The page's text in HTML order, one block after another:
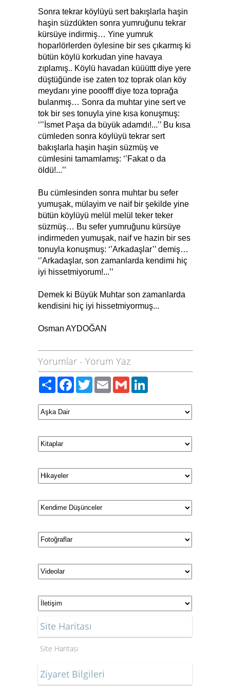
Sonra tekrar köylüyü sert bakışlarla haşin
haşin süzdükten sonra yumruğunu tekrar
kürsüye indirmiş… Yine yumruk
hoparlörlerden öylesine bir ses çıkarmış ki
bütün köylü korkudan yine havaya
zıplamış.. Köylü havadan küüüttt diye yere
düştüğünde ise zaten toz toprak olan köy
meydanı yine pooofff diye toza toprağa
bulanmış… Sonra da muhtar yine sert ve
tok bir ses tonuyla yine kısa konuşmuş:
‘’’İsmet Paşa da büyük adamdı!...’’ Bu kısa
cümleden sonra köylüyü tekrar sert
bakışlarla haşin haşin süzmüş ve
cümlesini tamamlamış: ‘’Fakat o da
öldü!...’’
Bu cümlesinden sonra muhtar bu sefer
yumuşak, mülayim ve naif bir şekilde yine
bütün köylüyü melül melül teker teker
süzmüş… Bu sefer yumruğunu kürsüye
indirmeden yumuşak, naif ve hazin bir ses
tonuyla konuşmuş: ‘’Arkadaşlar’’ demiş…
‘’Arkadaşlar, son zamanlarda kendimi hiç
iyi hissetmiyorum!...’’
Demek ki Büyük Muhtar son zamanlarda
kendisini hiç iyi hissetmiyormuş...
Osman AYDOĞAN
Yorumlar - Yorum Yaz
PaylaşFacebook
TwitterEmailGmail
Site Haritası
Site Haritası
Ziyaret Bilgileri